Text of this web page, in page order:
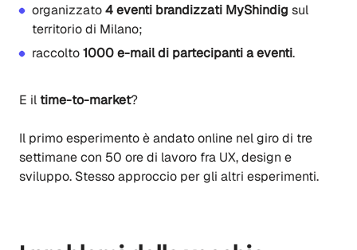
organizzato4 eventi brandizzati MyShindig sul
territorio di Milano;
raccolto1000 e-mail di partecipanti a eventi.
E iltime-to-market?
Il primo esperimento è andato online nel giro di tre
settimane con 50 ore di lavoro fra UX, design e
sviluppo. Stesso approccio per gli altri esperimenti.